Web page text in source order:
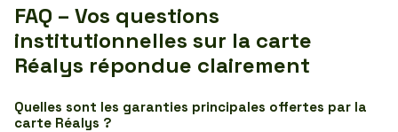
FAQ – Vos questions
institutionnelles sur la carte
Réalys répondue clairement
Quelles sont les garanties principales offertes par la
carte Réalys ?